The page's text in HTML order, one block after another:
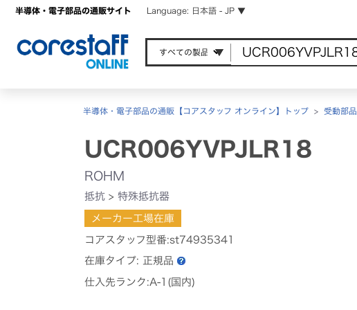
半導体・電子部品の通販サイト Language: 日本語 - JP ▼
半導体・電子部品の通販【コアスタッフ オンライン】トップ > 受動部品
UCR006YVPJLR18
ROHM
抵抗 > 特殊抵抗器
メーカー工場在庫
コアスタッフ型番:st74935341
在庫タイプ: 正規品
仕入先ランク:A-1(国内)